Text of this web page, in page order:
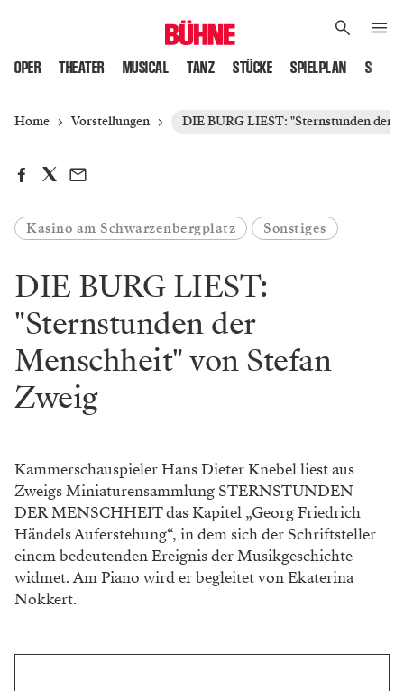
OPER THEATER MUSICAL TANZ STÜCKE SPIELPLAN
Home Vorstellungen DIE BURG LIEST: "Sternstunden der
Kasino am Schwarzenbergplatz Sonstiges
DIE BURG LIEST:
"Sternstunden der
Menschheit" von Stefan
Zweig
Kammerschauspieler Hans Dieter Knebel liest aus
Zweigs Miniaturensammlung STERNSTUNDEN
DER MENSCHHEIT das Kapitel „Georg Friedrich
Händels Auferstehung“, in dem sich der Schriftsteller
einem bedeutenden Ereignis der Musikgeschichte
widmet. Am Piano wird er begleitet von Ekaterina
Nokkert.